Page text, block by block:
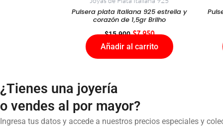
Pulsera plata italiana 925 estrella y
corazón de 1,5gr Brilho
$15.900 $7.950
Añadir al carrito
¿Tienes una joyería
o vendes al por mayor?
Ingresa tus datos y accede a nuestros precios especiales y